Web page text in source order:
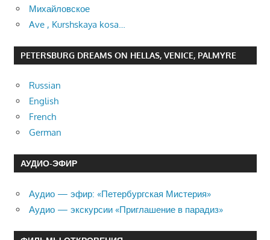
Михайловское
Ave , Kurshskaya kosa…
PETERSBURG DREAMS ON HELLAS, VENICE, PALMYRE
Russian
English
French
German
АУДИО-ЭФИР
Аудио — эфир: «Петербургская Мистерия»
Аудио — экскурсии «Приглашение в парадиз»